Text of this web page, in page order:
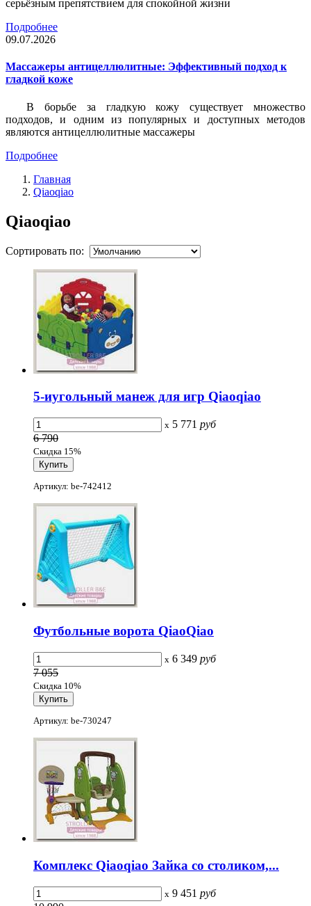
серьёзным препятствием для спокойной жизни
Подробнее
09.07.2026
Массажеры антицеллюлитные: Эффективный подход к
гладкой коже
В борьбе за гладкую кожу существует множество
подходов, и одним из популярных и доступных методов
являются антицеллюлитные массажеры
Подробнее
Главная
Qiaoqiao
Qiaoqiao
Сортировать по:
5-иугольный манеж для игр Qiaoqiao
x 5 771 руб
6 790
Скидка 15%
Артикул: be-742412
Футбольные ворота QiaoQiao
x 6 349 руб
7 055
Скидка 10%
Артикул: be-730247
Комплекс Qiaoqiao Зайка со столиком,...
x 9 451 руб